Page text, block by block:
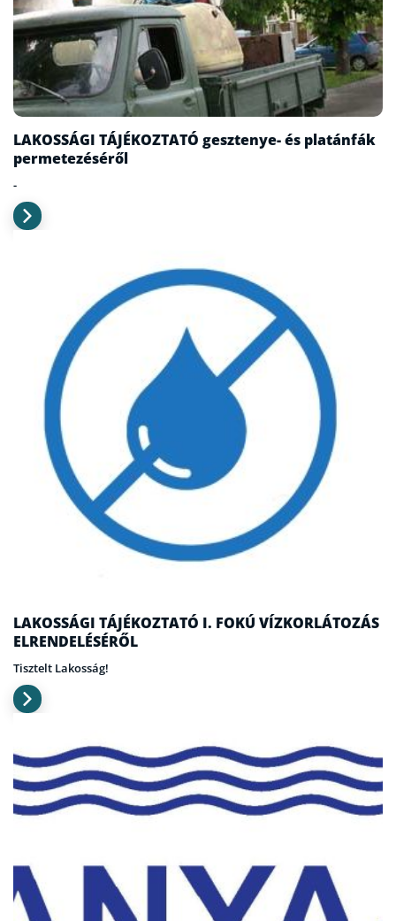
LAKOSSÁGI TÁJÉKOZTATÓ gesztenye- és platánfák
permetezéséről
-
LAKOSSÁGI TÁJÉKOZTATÓ I. FOKÚ VÍZKORLÁTOZÁS
ELRENDELÉSÉRŐL
Tisztelt Lakosság!